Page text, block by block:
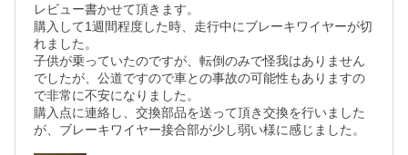
レビュー書かせて頂きます。
購入して1週間程度した時、走行中にブレーキワイヤーが切
れました。
子供が乗っていたのですが、転倒のみで怪我はありません
でしたが、公道ですので車との事故の可能性もありますの
で非常に不安になりました。
購入点に連絡し、交換部品を送って頂き交換を行いました
が、ブレーキワイヤー接合部が少し弱い様に感じました。